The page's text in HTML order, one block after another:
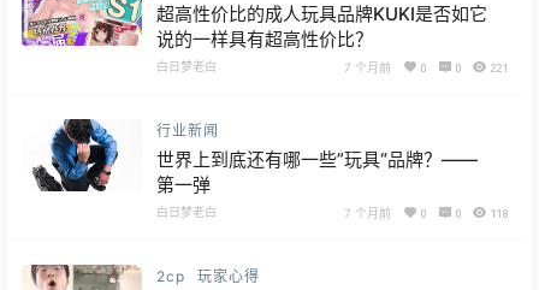
超高性价比的成人玩具品牌KUKI是否如它
说的一样具有超高性价比？
白日梦老白 7 个月前 0 0 221
行业新闻
世界上到底还有哪一些”玩具“品牌？——
第一弹
白日梦老白 7 个月前 0 0 118
2cp 玩家心得